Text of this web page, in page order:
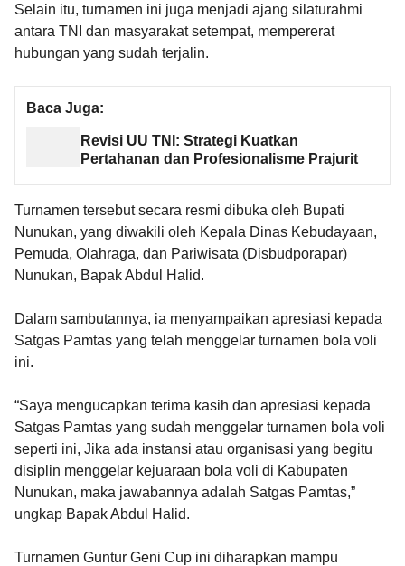
Selain itu, turnamen ini juga menjadi ajang silaturahmi
antara TNI dan masyarakat setempat, mempererat
hubungan yang sudah terjalin.
Baca Juga:
Revisi UU TNI: Strategi Kuatkan
Pertahanan dan Profesionalisme Prajurit
Turnamen tersebut secara resmi dibuka oleh Bupati
Nunukan, yang diwakili oleh Kepala Dinas Kebudayaan,
Pemuda, Olahraga, dan Pariwisata (Disbudporapar)
Nunukan, Bapak Abdul Halid.
Dalam sambutannya, ia menyampaikan apresiasi kepada
Satgas Pamtas yang telah menggelar turnamen bola voli
ini.
“Saya mengucapkan terima kasih dan apresiasi kepada
Satgas Pamtas yang sudah menggelar turnamen bola voli
seperti ini, Jika ada instansi atau organisasi yang begitu
disiplin menggelar kejuaraan bola voli di Kabupaten
Nunukan, maka jawabannya adalah Satgas Pamtas,”
ungkap Bapak Abdul Halid.
Turnamen Guntur Geni Cup ini diharapkan mampu